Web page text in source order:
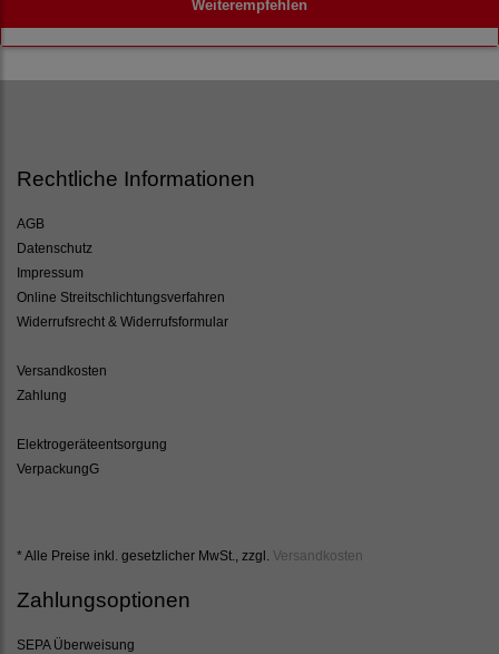
Weiterempfehlen
Rechtliche Informationen
AGB
Datenschutz
Impressum
Online Streitschlichtungsverfahren
Widerrufsrecht & Widerrufsformular
Versandkosten
Zahlung
Elektrogeräteentsorgung
VerpackungG
* Alle Preise inkl. gesetzlicher MwSt., zzgl. Versandkosten
Zahlungsoptionen
SEPA Überweisung